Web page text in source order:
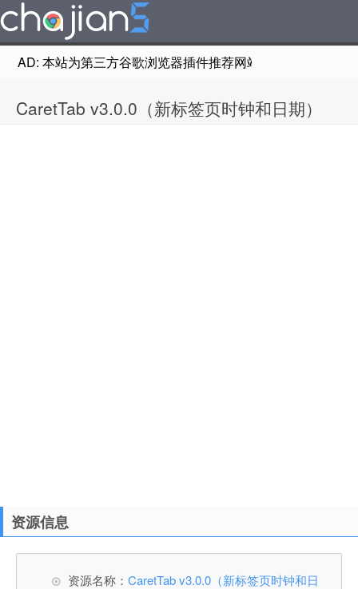
AD: 本站为第三方谷歌浏览器插件推荐网站，非Google
CaretTab v3.0.0（新标签页时钟和日期）
资源信息
资源名称： CaretTab v3.0.0（新标签页时钟和日